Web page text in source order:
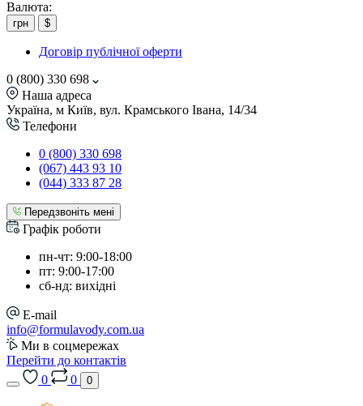
Валюта:
грн $
Договір публічної оферти
0 (800) 330 698
Наша адреса
Україна, м Київ, вул. Крамського Івана, 14/34
Телефони
0 (800) 330 698
(067) 443 93 10
(044) 333 87 28
Передзвоніть мені
Графік роботи
пн-чт: 9:00-18:00
пт: 9:00-17:00
сб-нд: вихідні
E-mail
info@formulavody.com.ua
Ми в соцмережах
Перейти до контактів
0
0 0